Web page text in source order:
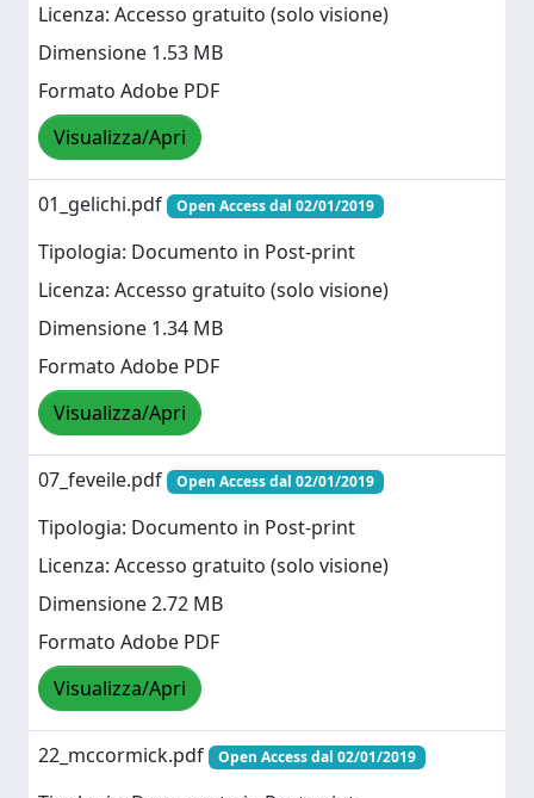
Licenza: Accesso gratuito (solo visione)
Dimensione 1.53 MB
Formato Adobe PDF
Visualizza/Apri
01_gelichi.pdf Open Access dal 02/01/2019
Tipologia: Documento in Post-print
Licenza: Accesso gratuito (solo visione)
Dimensione 1.34 MB
Formato Adobe PDF
Visualizza/Apri
07_feveile.pdf Open Access dal 02/01/2019
Tipologia: Documento in Post-print
Licenza: Accesso gratuito (solo visione)
Dimensione 2.72 MB
Formato Adobe PDF
Visualizza/Apri
22_mccormick.pdf Open Access dal 02/01/2019